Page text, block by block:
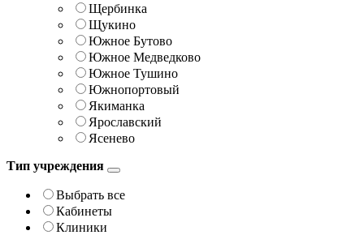
Щербинка
Щукино
Южное Бутово
Южное Медведково
Южное Тушино
Южнопортовый
Якиманка
Ярославский
Ясенево
Тип учреждения
Выбрать все
Кабинеты
Клиники